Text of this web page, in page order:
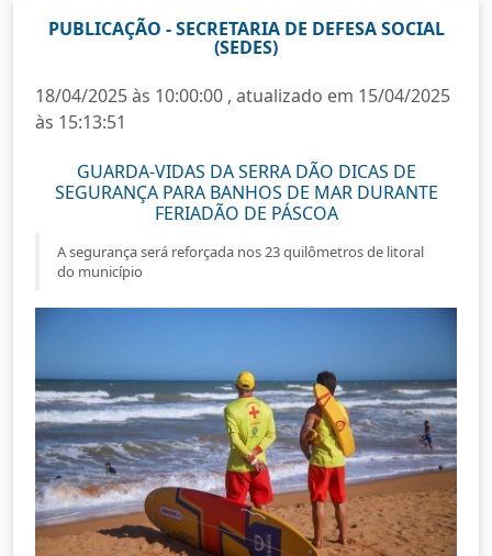
PUBLICAÇÃO - SECRETARIA DE DEFESA SOCIAL
(SEDES)
18/04/2025 às 10:00:00 , atualizado em 15/04/2025
às 15:13:51
GUARDA-VIDAS DA SERRA DÃO DICAS DE
SEGURANÇA PARA BANHOS DE MAR DURANTE
FERIADÃO DE PÁSCOA
A segurança será reforçada nos 23 quilômetros de litoral
do município